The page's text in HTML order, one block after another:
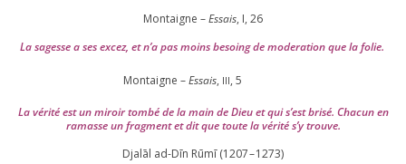
Montaigne –Essais, I, 26
La sagesse a ses excez, et n’a pas moins besoing de mode­ra­tion que la folie.
Montaigne –Essais, III, 5
La véri­té est un miroir tom­bé de la main de Dieu et qui s’est bri­sé. Chacun en
ramasse un frag­ment et dit que toute la véri­té s’y trouve.
Djalāl ad-Dīn Rūmī (1207–1273)